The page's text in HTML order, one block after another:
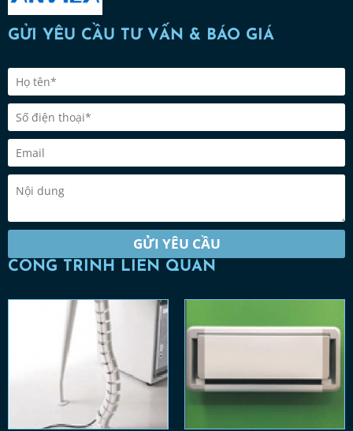
GỬI YÊU CẦU TƯ VẤN & BÁO GIÁ
GỬI YÊU CẦU
CÔNG TRÌNH LIÊN QUAN